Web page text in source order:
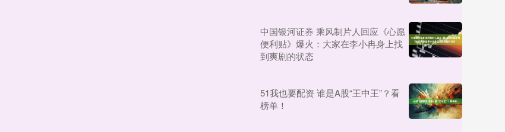
中国银河证券 乘风制片人回应《心愿
便利贴》爆火：大家在李小冉身上找
到爽剧的状态
51我也要配资 谁是A股“王中王”？看
榜单！